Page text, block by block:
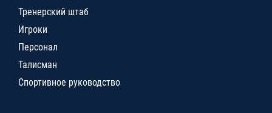
Тренерский штаб
Игроки
Персонал
Талисман
Спортивное руководство